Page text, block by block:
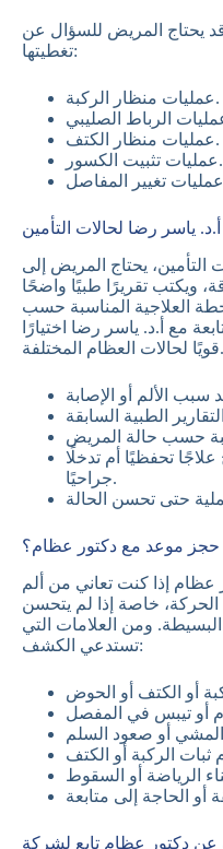
يحتاج المريض للسؤال عن
تغطيتها:
عمليات منظار الركبة.
عمليات منظار الكتف.
عمليات تثبيت الكسور.
ياسر رضا لحالات التأمين
التأمين، يحتاج المريض إلى
ويكتب تقريرًا طبيًا واضحًا
العلاجية المناسبة حسب
مع أ.د. ياسر رضا اختيارًا
قويًا لحالات العظام المختلفة.
تحفظيًا أم تدخلًا
جراحيًا.
حجز موعد مع دكتور عظام؟
إذا كنت تعاني من ألم
خاصة إذا لم يتحسن
البسيطة. ومن العلامات التي
تستدعي الكشف: